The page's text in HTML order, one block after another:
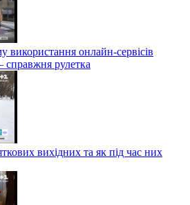
використання онлайн-сервісів
справжня рулетка
вихідних та як під час них